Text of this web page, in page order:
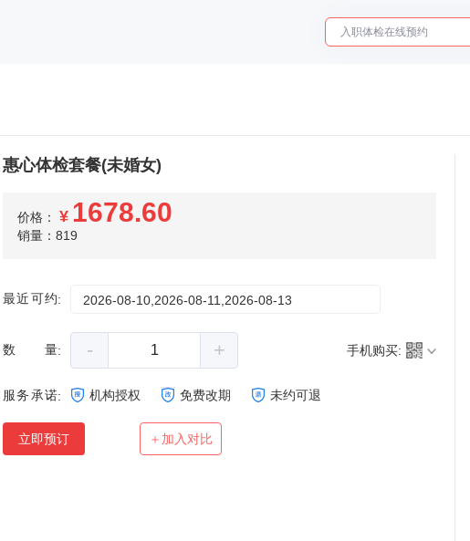
2025年了，给父母预约体检
惠心体检套餐(未婚女)
价格： ¥ 1678.60
销量：819
最近可约: 2026-08-10,2026-08-11,2026-08-13
数量: - + 手机购买:
服务承诺: 机构授权 免费改期 未约可退
立即预订 ＋加入对比